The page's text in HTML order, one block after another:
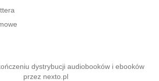
informacyjne
naukowedystrybucji audiobooków i ebooków
przez nexto.pl